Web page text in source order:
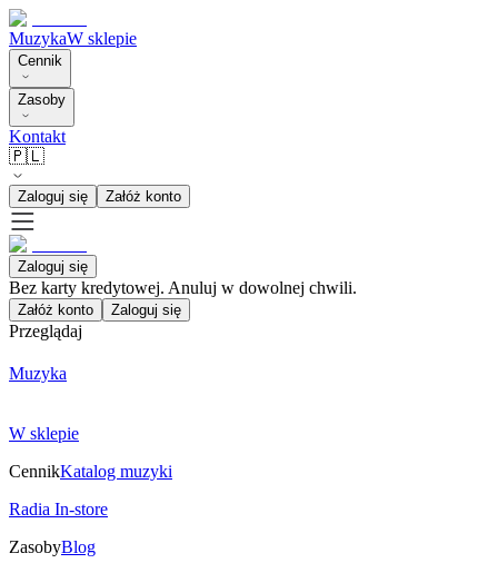
MuzykaW sklepie
Cennik
Zasoby
Kontakt
🇵🇱
Zaloguj się Załóż konto
Zaloguj się
Bez karty kredytowej. Anuluj w dowolnej chwili.
Załóż konto Zaloguj się
Przeglądaj
Muzyka
W sklepie
CennikKatalog muzyki
Radia In-store
ZasobyBlog